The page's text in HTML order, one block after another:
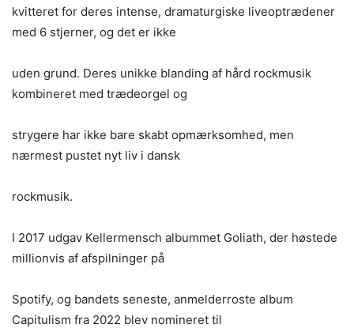
kvitteret for deres intense, dramaturgiske liveoptrædener
med 6 stjerner, og det er ikke
uden grund. Deres unikke blanding af hård rockmusik
kombineret med trædeorgel og
strygere har ikke bare skabt opmærksomhed, men
nærmest pustet nyt liv i dansk
rockmusik.
I 2017 udgav Kellermensch albummet Goliath, der høstede
millionvis af afspilninger på
Spotify, og bandets seneste, anmelderroste album
Capitulism fra 2022 blev nomineret til